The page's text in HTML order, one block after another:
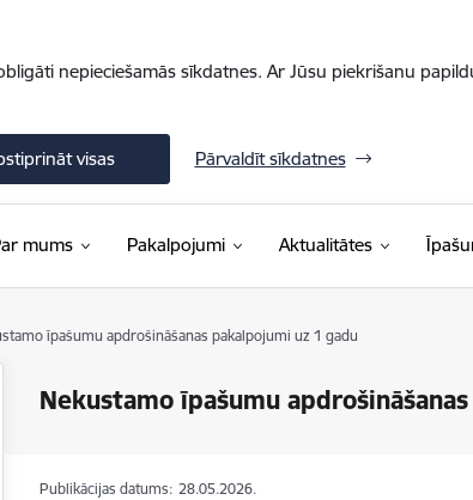
nepieciešamās sīkdatnes. Ar Jūsu piekrišanu
visas Pārvaldīt sīkdatnes
mums Pakalpojumi Aktualitātes
īpašumu apdrošināšanas pakalpojumi uz 1 gadu
Nekustamo īpašumu
Publikācijas datums: 28.05.2026.